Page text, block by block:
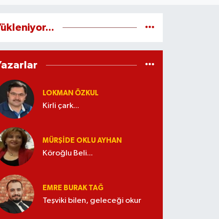
LOKMAN ÖZKUL
Kirli çark...
MÜRŞIDE OKLU AYHAN
Köroğlu Beli...
EMRE BURAK TAĞ
Teşviki bilen, geleceği okur